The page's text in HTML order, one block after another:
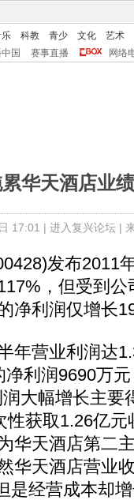
科教 青少 文化
艺术
国 赛事直播 网络
华天酒店业绩
17:01 | 进入复兴论坛|
发布2011
，但受到
净利润仅增长
营业利润达
利润9690万
大幅增长主要
性获取1.26亿
华天酒店第二
华天酒店营业
是经营成本却